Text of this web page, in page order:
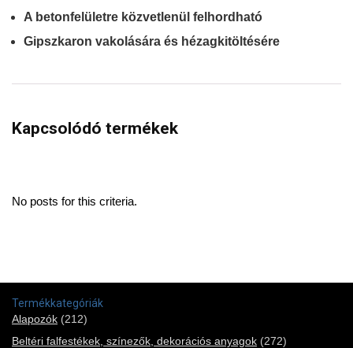
A betonfelületre közvetlenül felhordható
Gipszkaron vakolására és hézagkitöltésére
Kapcsolódó termékek
No posts for this criteria.
Termékkategóriák
Alapozók (212)
Beltéri falfestékek, színezők, dekorációs anyagok (272)